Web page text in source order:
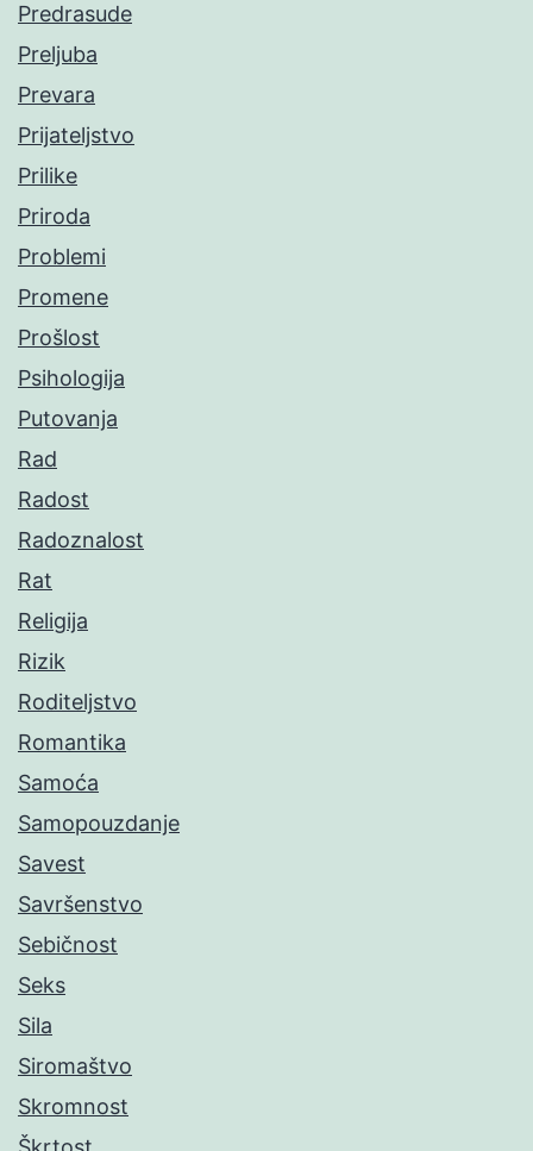
Predrasude
Preljuba
Prevara
Prijateljstvo
Prilike
Priroda
Problemi
Promene
Prošlost
Psihologija
Putovanja
Rad
Radost
Radoznalost
Rat
Religija
Rizik
Roditeljstvo
Romantika
Samoća
Samopouzdanje
Savest
Savršenstvo
Sebičnost
Seks
Sila
Siromaštvo
Skromnost